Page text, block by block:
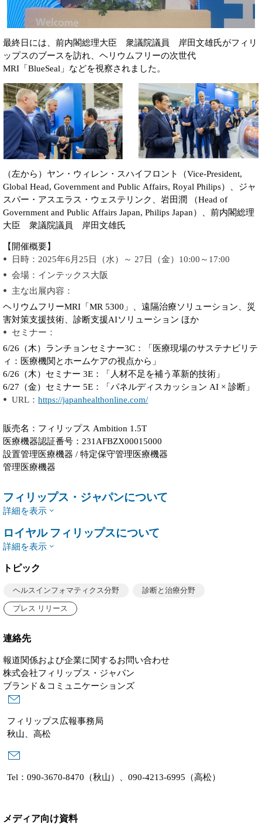
最終日には、前内閣総理大臣 衆議院議員 岸田文雄氏がフィリ
ップスのブースを訪れ、ヘリウムフリーの次世代
MRI「BlueSeal」などを視察されました。
（左から）ヤン・ウィレン・スハイフロント（Vice-President,
Global Head, Government and Public Affairs, Royal Philips）、ジャ
スパー・アスエラス・ウェステリンク、岩田潤 （Head of
Government and Public Affairs Japan, Philips Japan）、前内閣総理
大臣 衆議院議員 岸田文雄氏
【開催概要】
日時：2025年6月25日（水）～ 27日（金）10:00～17:00
会場：インテックス大阪
主な出展内容：
ヘリウムフリーMRI「MR 5300」、遠隔治療ソリューション、災
害対策支援技術、診断支援AIソリューション ほか
セミナー：
6/26（木）ランチョンセミナー3C：「医療現場のサステナビリテ
ィ：医療機関とホームケアの視点から」
6/26（木）セミナー 3E：「人材不足を補う革新的技術」
6/27（金）セミナー 5E：「パネルディスカッション AI × 診断」
URL：https://japanhealthonline.com/
販売名：フィリップス Ambition 1.5T
医療機器認証番号：231AFBZX00015000
設置管理医療機器 / 特定保守管理医療機器
管理医療機器
フィリップス・ジャパンについて
詳細を表示
ロイヤル フィリップスについて
詳細を表示
トピック
ヘルスインフォマティクス分野 診断と治療分野
プレス リリース
連絡先
報道関係および企業に関するお問い合わせ
株式会社フィリップス・ジャパン
ブランド＆コミュニケーションズ
フィリップス広報事務局
秋山、高松
Tel：090-3670-8470（秋山）、090-4213-6995（高松）
メディア向け資料